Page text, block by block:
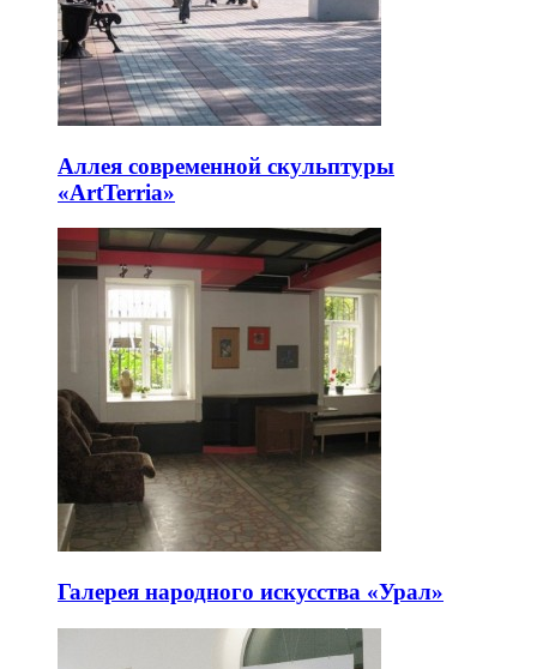
Аллея современной скульптуры
«ArtTerria»
Галерея народного искусства «Урал»